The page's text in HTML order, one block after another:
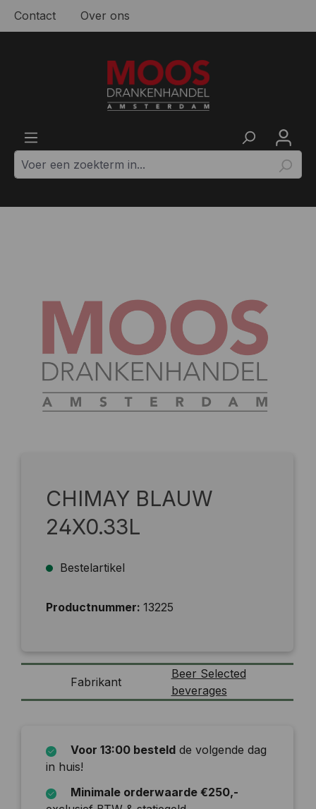
Ga naar de hoofdinhoud
Contact Over ons
CHIMAY BLAUW
24X0.33L
Bestelartikel
Productnummer: 13225
Fabrikant
Beer Selected
beverages
Voor 13:00 besteld de volgende dag
in huis!
Minimale orderwaarde €250,-